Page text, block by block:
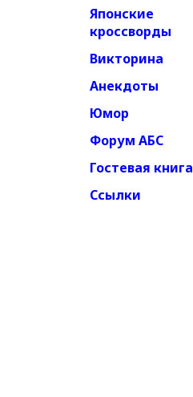
Японские
кроссворды
Викторина
Анекдоты
Юмор
Форум АБС
Гостевая книга
Ссылки